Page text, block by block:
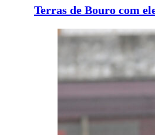
Terras de Bouro com